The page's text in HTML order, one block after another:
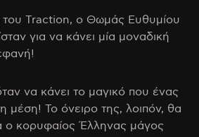
του Traction, ο Θωμάς Ευθυμίου
για να κάνει μία μοναδική
να κάνει το μαγικό που ένας
μέση! Το όνειρο της, λοιπόν, θα
ο κορυφαίος Έλληνας μάγος